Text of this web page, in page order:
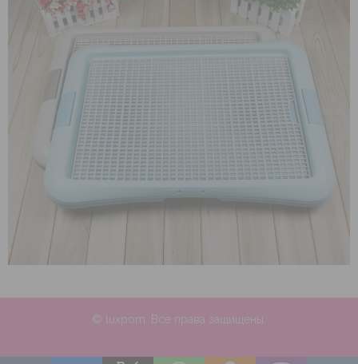
© luxpom. Все права защищены.